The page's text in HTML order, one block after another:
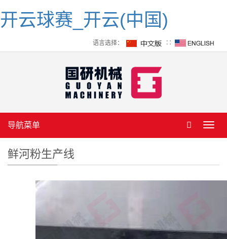
开云球赛_开云(中国)
语言选择： ∷
导航菜单
鲜河粉生产线